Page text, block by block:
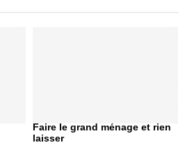
Faire le grand ménage et rien
laisser